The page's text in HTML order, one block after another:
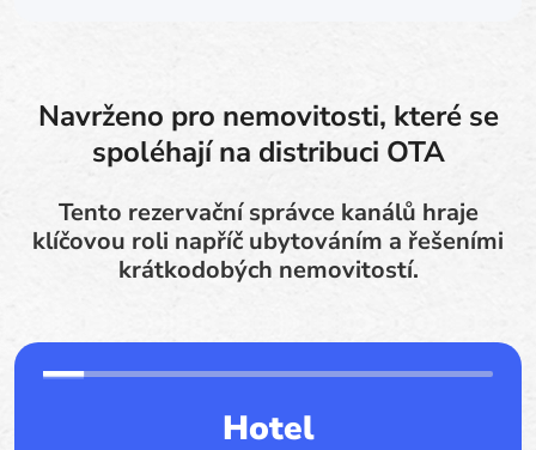
Navrženo pro nemovitosti, které se
spoléhají na distribuci OTA
Tento rezervační správce kanálů hraje
klíčovou roli napříč ubytováním a řešeními
krátkodobých nemovitostí.
Hotel